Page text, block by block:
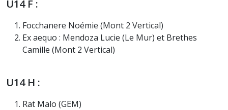
U14 F :
Focchanere Noémie (Mont 2 Vertical)
Ex aequo : Mendoza Lucie (Le Mur) et Brethes
Camille (Mont 2 Vertical)
U14 H :
Rat Malo (GEM)